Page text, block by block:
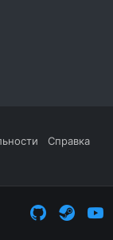
Справка